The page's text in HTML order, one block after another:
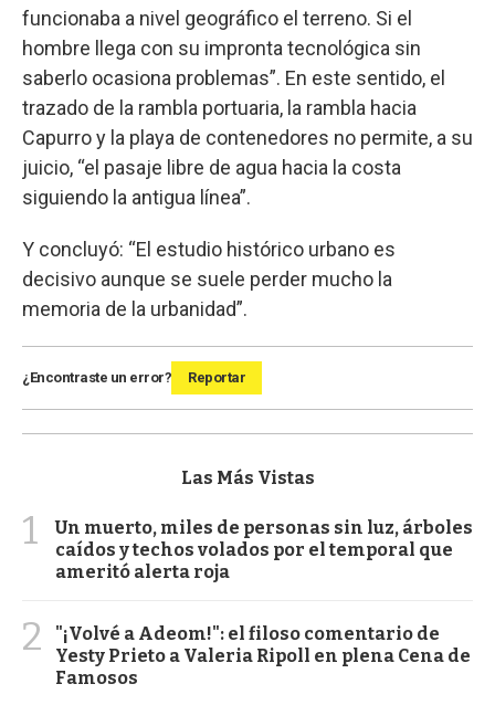
funcionaba a nivel geográfico el terreno. Si el
hombre llega con su impronta tecnológica sin
saberlo ocasiona problemas”. En este sentido, el
trazado de la rambla portuaria, la rambla hacia
Capurro y la playa de contenedores no permite, a su
juicio, “el pasaje libre de agua hacia la costa
siguiendo la antigua línea”.
Y concluyó: “El estudio histórico urbano es
decisivo aunque se suele perder mucho la
memoria de la urbanidad”.
¿Encontraste un error? Reportar
Las Más Vistas
1
Un muerto, miles de personas sin luz, árboles
caídos y techos volados por el temporal que
ameritó alerta roja
2
"¡Volvé a Adeom!": el filoso comentario de
Yesty Prieto a Valeria Ripoll en plena Cena de
Famosos